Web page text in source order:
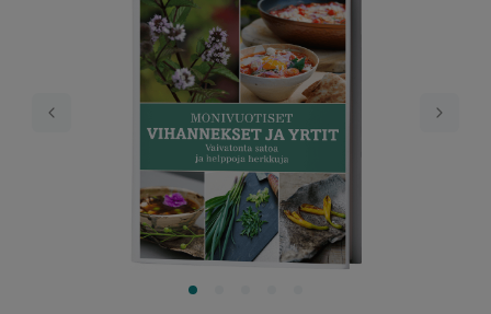
Previous Next